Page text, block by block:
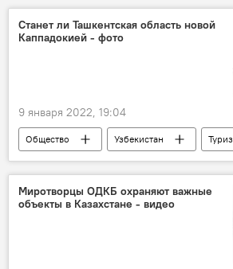
Станет ли Ташкентская область новой
Каппадокией - фото
9 января 2022, 19:04
Общество Узбекистан
Миротворцы ОДКБ охраняют важные
объекты в Казахстане - видео